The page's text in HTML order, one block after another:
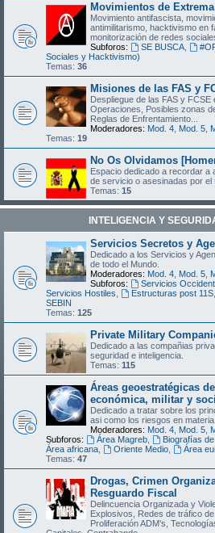
Movimientos de
Movimiento antifascista,
antimilitarismo, hacktivismo en
monitorización de redes
Subforos:
SE BUSCA,
Sociales y Hacktivismo)
Temas: 36
Misiones de las FAS y
Despliegue de las FAS y FCSE
Operaciones, Posibles zonas
Reglas de Enfrentamiento...
Moderadores: Mod. 4 Mod. 5
Temas: 19
No Os Olvidamos
Espacio dedicado a recordar
de servicio o asesinadas por el
Temas: 15
INTELIGENCIA Y
Servicios Secretos y
Dedicado a los Servicios y
de todo el Mundo.
Moderadores: Mod. 4 Mod. 5
Subforos:
Servicios
Servicios Hostiles
Estructuras post 11S,
SEBIN
Temas: 125
Private Military
Dedicado a las compañias
seguridad e inteligencia.
Temas: 115
Áreas geoestratégicas
económica, militar y
Dedicado a tratar sobre los
asi como los riesgos en materia
Moderadores: Mod. 4 Mod. 5
Subforos:
Área Magreb, Biografías
Área africana
Oriente Medio, Área
Temas: 47
Drogas, Crimen
Resguardo Fiscal
Delincuencia Organizada y
Explosivos, Redes de tráfico
Proliferación ADM's,